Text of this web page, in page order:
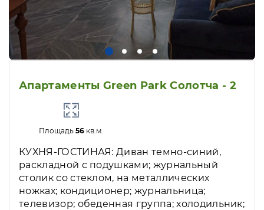
Апартаменты Green Park Солотча - 2
Площадь56 кв.м.
КУХНЯ-ГОСТИНАЯ: Диван темно-синий,
раскладной с подушками; журнальный
столик со стеклом, на металлических
ножках; кондиционер; журнальница;
телевизор; обеденная группа; холодильник;